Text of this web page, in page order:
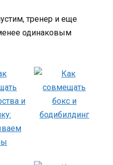
тренер и еще
одинаковым